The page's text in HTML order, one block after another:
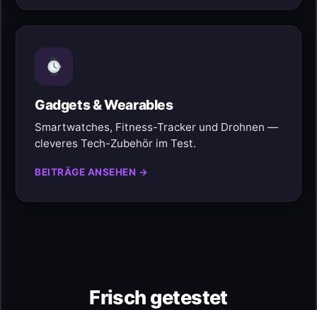
Gadgets & Wearables
Smartwatches, Fitness-Tracker und Drohnen —
cleveres Tech-Zubehör im Test.
BEITRÄGE ANSEHEN →
Frisch getestet